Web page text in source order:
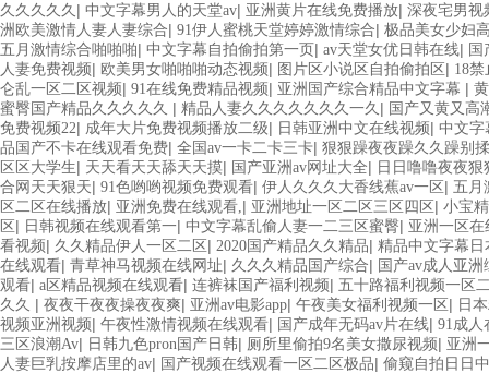
久久久久久 | 中文字幕男人的天堂av| 亚洲黄片在线免费播放| 深夜宅男视
洲欧美激情人妻人妻综合| 91伊人蜜桃天堂婷婷激情综合| 极品美女少妇
五月激情综合啪啪啪| 中文字幕自拍偷拍第一页 | av天堂女优日韩在线|
人妻免费视频| 欧美男女啪啪啪动态视频| 图片区小说区自拍偷拍区 | 18
仑乱一区二区视频| 91在线免费精品视频| 亚洲国产综合精品中文字幕 |
蜜臀国产精品久久久久久 | 精品人妻久久久久久久久一久 | 国产又黄又高
免费视频22| 成年大片免费视频播放二级| 日韩亚洲中文在线视频| 中文字
品国产不卡在线观看免费| 全国av一卡二卡三卡| 狠狠躁夜夜躁久久躁别
区区大学生| 天天看天天舔天天摸| 国产亚洲av网址大全| 日日噜噜夜夜狠
合网天天狠天| 91色哟哟视频免费观看| 伊人久久久大香线蕉av一区 | 五月
区二区在线播放| 亚洲免费在线观看,| 亚洲地址一区二区三区四区 | 小宝
区 | 日韩视频在线观看第一| 中文字幕乱偷人妻一二三区蜜臀| 亚洲一区
看视频| 久久精品伊人一区二区 | 2020国产精品久久精品| 精品中文字幕日
在线观看| 青草神马视频在线网址| 久久久精品国产综合| 国产av成人亚洲
观看| a区精品视频在线观看| 连裤袜国产福利视频| 五十路福利视频一区
久久 | 夜夜干夜夜操夜夜爽| 亚洲av电影app| 午夜美女福利视频一区 | 日
视频亚洲视频| 午夜性激情视频在线观看| 国产成年无码av片在线| 91成人
三区浪潮Av| 日韩九色pron国产日韩| 厕所里偷拍9名美女撒尿视频| 亚洲
人妻巨乳按摩店里的av| 国产视频在线观看一区二区极品| 偷窥自拍日日